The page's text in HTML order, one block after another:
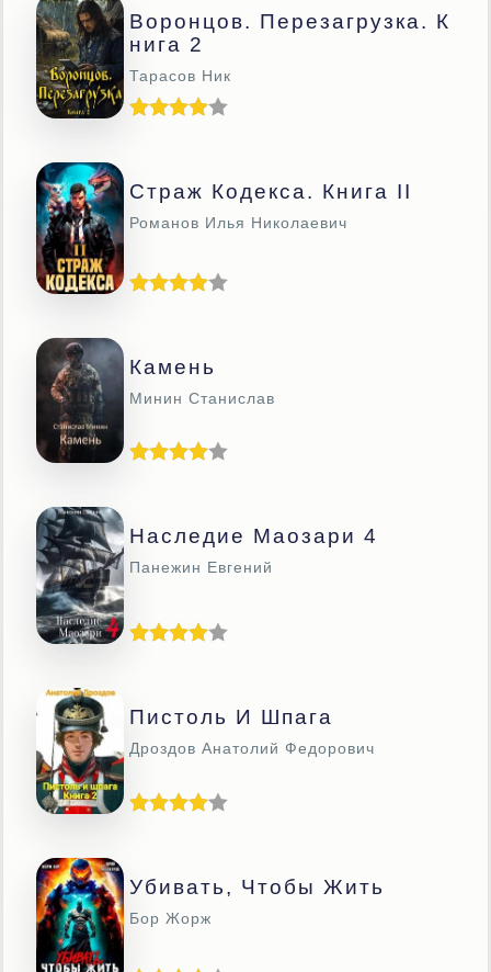
Воронцов. Перезагрузка. К
Нига 2
Тарасов Ник
Страж Кодекса. Книга II
Романов Илья Николаевич
Камень
Минин Станислав
Наследие Маозари 4
Панежин Евгений
Пистоль И Шпага
Дроздов Анатолий Федорович
Убивать, Чтобы Жить
Бор Жорж